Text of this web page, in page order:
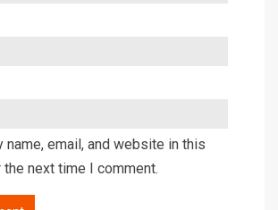
name, email, and website in this
next time I comment.